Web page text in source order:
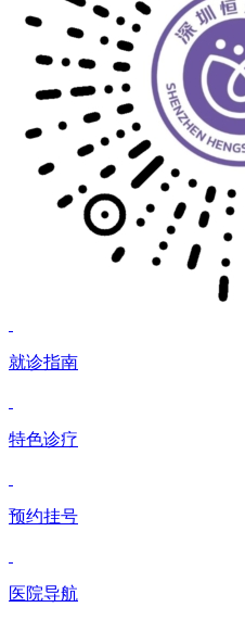
就诊指南
特色诊疗
预约挂号
医院导航